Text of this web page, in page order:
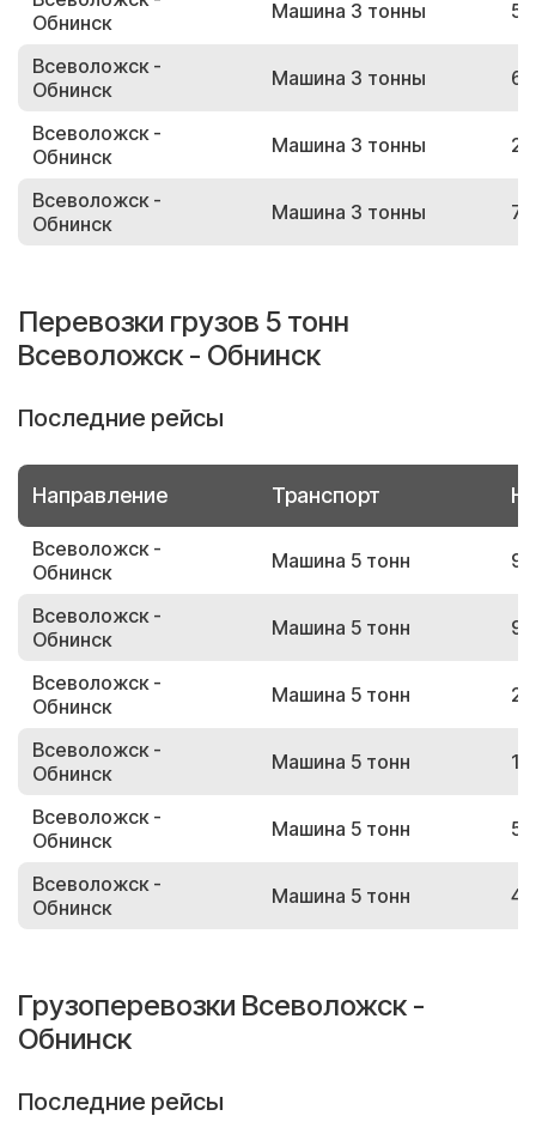
Обнинск
Машина 3 тонны
Всеволожск -
Обнинск
Машина 3 тонны
Всеволожск -
Обнинск
Машина 3 тонны
Всеволожск -
Обнинск
Машина 3 тонны
Перевозки грузов 5 тонн
Всеволожск - Обнинск
Последние рейсы
Направление Транспорт
Всеволожск -
Обнинск
Машина 5 тонн
Всеволожск -
Обнинск
Машина 5 тонн
Всеволожск -
Обнинск
Машина 5 тонн
Всеволожск -
Обнинск
Машина 5 тонн
Всеволожск -
Обнинск
Машина 5 тонн
Всеволожск -
Обнинск
Машина 5 тонн
Грузоперевозки Всеволожск -
Обнинск
Последние рейсы